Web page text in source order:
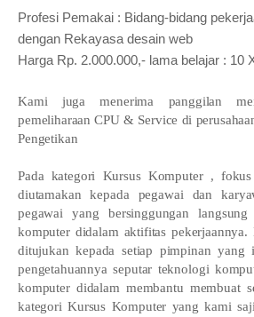
Profesi Pemakai : Bidang-bidang
dengan Rekayasa desain web
Harga Rp. 2.000.000,- lama belajar : 10
Kami juga menerima panggilan
pemeliharaan CPU & Service di
Pengetikan
Pada kategori Kursus Komputer ,
diutamakan kepada pegawai dan
pegawai yang bersinggungan langsung
komputer didalam aktifitas
ditujukan kepada setiap pimpinan yang
pengetahuannya seputar teknologi
komputer didalam membantu membuat
kategori Kursus Komputer yang kami